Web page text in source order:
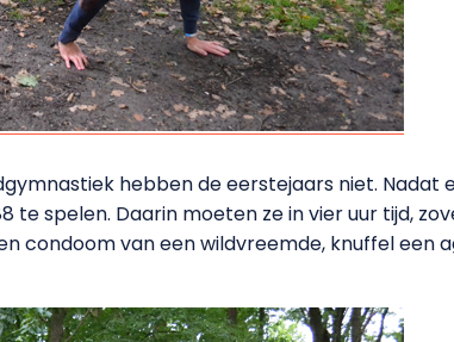
hebben de eerstejaars niet. Nadat
te spelen. Daarin moeten ze in vier uur tijd,
condoom van een wildvreemde, knuffel een